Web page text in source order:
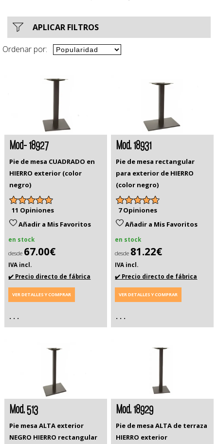
APLICAR FILTROS
Ordenar por:
Mod- 18927
Pie de mesa CUADRADO en
HIERRO exterior (color
negro)
11 Opiniones
Añadir a Mis Favoritos
en stock
desde 67.00€
IVA incl.
✔️ Precio directo de fábrica
VER DETALLES Y COMPRAR
. . .
Mod. 18931
Pie de mesa rectangular
para exterior de HIERRO
(color negro)
7 Opiniones
Añadir a Mis Favoritos
en stock
desde 81.22€
IVA incl.
✔️ Precio directo de fábrica
VER DETALLES Y COMPRAR
. . .
Mod. 513
Pie mesa ALTA exterior
NEGRO HIERRO rectangular
Mod. 18929
Pie de mesa ALTA de terraza
HIERRO exterior